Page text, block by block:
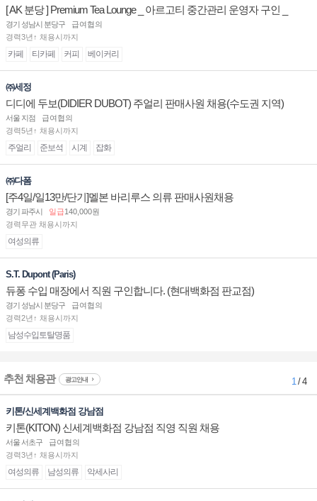
[ AK 분당 ] Premium Tea Lounge _ 아르고티 중간관리 운영자 구인 _
경기 성남시 분당구
급여협의
경력3년↑ 채용시까지
카페 티카페 커피 베이커리
㈜세정
디디에 두보(DIDIER DUBOT) 주얼리 판매사원 채용(수도권 지역)
서울 지점
급여협의
경력5년↑ 채용시까지
주얼리 준보석 시계 잡화
㈜다폼
[주4일/일13만/단기]멜본 바리루스 의류 판매사원채용
경기 파주시 일급140,000원
경력무관 채용시까지
여성의류
S.T. Dupont (Paris)
듀퐁 수입 매장에서 직원 구인합니다. (현대백화점 판교점)
경기 성남시 분당구
급여협의
경력2년↑ 채용시까지
남성수입토탈명품
추천 채용관 광고안내 1/ 4
키톤/신세계백화점 강남점
키톤(KITON) 신세계백화점 강남점 직영 직원 채용
서울 서초구
급여협의
경력3년↑ 채용시까지
여성의류 남성의류 악세사리